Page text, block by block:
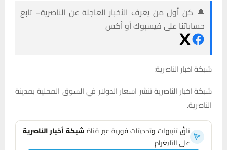
🔔 كن أول من يعرف الأخبار العاجلة عن الناصرية– تابع
حساباتنا على فيسبوك أو أكس
شبكة اخبار الناصرية:
شبكة اخبار الناصرية تنشر اسعار الدولار في السوق المحلية بمدينة
الناصرية.
تلقَّ تنبيهات وتحديثات فورية عبر قناةشبكة أخبار الناصرية
على التليغرام